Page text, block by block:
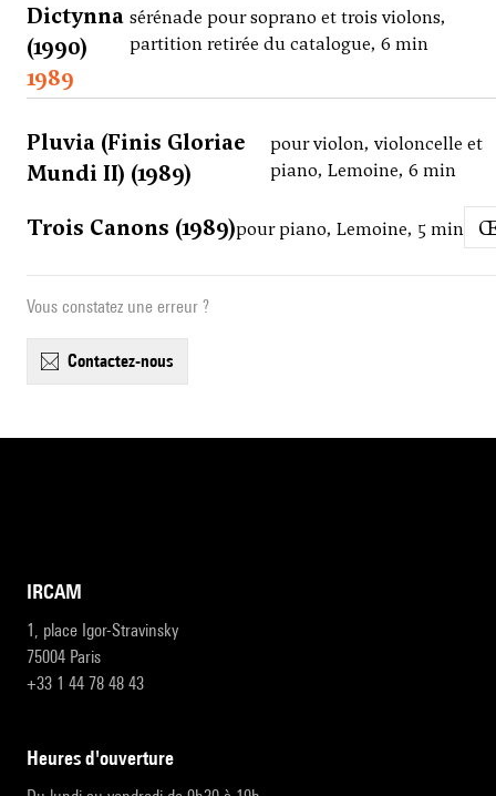
Dictynna
(1990)
sérénade pour soprano et trois violons,
partition retirée du catalogue, 6 min
1989
Pluvia (Finis Gloriae
Mundi II) (1989)
pour violon, violoncelle et
piano, Lemoine, 6 min
Trois Canons (1989)pour piano, Lemoine, 5 min
Vous constatez une erreur ?
contactez-nous
IRCAM
1, place Igor-Stravinsky
75004 Paris
+33 1 44 78 48 43
heures d'ouverture